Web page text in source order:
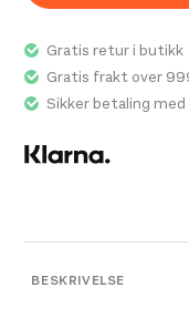
Nikwax Spray On
129,-
Gratis retur i butikk
Gratis frakt over
Sikker betaling med
BESKRIVELSE